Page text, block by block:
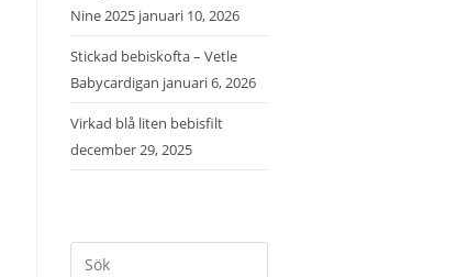
Nine 2025 januari 10, 2026
Stickad bebiskofta – Vetle
Babycardigan januari 6, 2026
Virkad blå liten bebisfilt
december 29, 2025